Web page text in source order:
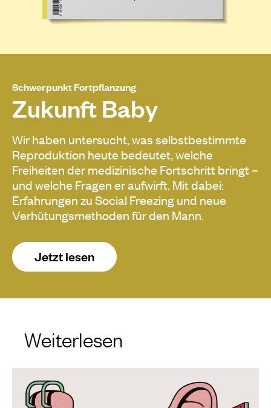
Schwerpunkt Fortpflanzung
Zukunft Baby
Wir haben untersucht, was selbstbestimmte
Reproduktion heute bedeutet, welche
Freiheiten der medizinische Fortschritt bringt –
und welche Fragen er aufwirft. Mit dabei:
Erfahrungen zu Social Freezing und neue
Verhütungsmethoden für den Mann.
Jetzt lesen
Weiterlesen